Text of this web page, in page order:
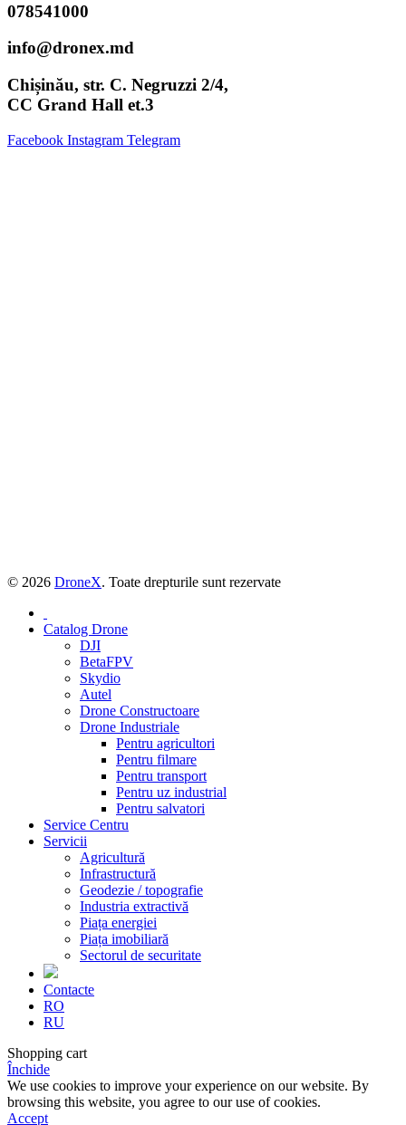
078541000
info@dronex.md
Chișinău, str. C. Negruzzi 2/4,
CC Grand Hall et.3
Facebook Instagram Telegram
© 2026 DroneX. Toate drepturile sunt rezervate
Catalog Drone
DJI
BetaFPV
Skydio
Autel
Drone Constructoare
Drone Industriale
Pentru agricultori
Pentru filmare
Pentru transport
Pentru uz industrial
Pentru salvatori
Service Centru
Servicii
Agricultură
Infrastructură
Geodezie / topografie
Industria extractivă
Piața energiei
Piața imobiliară
Sectorul de securitate
Contacte
RO
RU
Shopping cart
Închide
We use cookies to improve your experience on our website. By
browsing this website, you agree to our use of cookies.
Accept